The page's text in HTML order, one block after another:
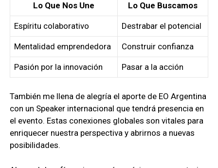
Lo Que Nos Une Lo Que Buscamos
Espíritu colaborativo Destrabar el potencial
Mentalidad emprendedora Construir confianza
Pasión por la innovación Pasar a la acción
También me llena de alegría el aporte de EO Argentina
con un Speaker internacional que tendrá presencia en
el evento. Estas conexiones globales son vitales para
enriquecer nuestra perspectiva y abrirnos a nuevas
posibilidades.